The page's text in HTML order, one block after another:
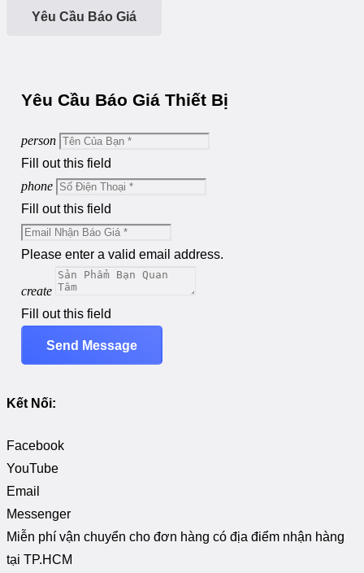
Yêu Cầu Báo Giá
Yêu Cầu Báo Giá Thiết Bị
person
Fill out this field
phone
Fill out this field
Please enter a valid email address.
create
Fill out this field
Send Message
Kết Nối:
Facebook
YouTube
Email
Messenger
Miễn phí vận chuyển cho đơn hàng có địa điểm nhận hàng
tại TP.HCM